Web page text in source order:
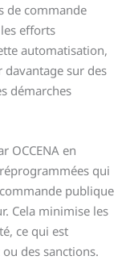
de commande
efforts
automatisation,
davantage sur des
démarches
OCCENA en
qui
publique
Cela minimise les
ce qui est
des sanctions.